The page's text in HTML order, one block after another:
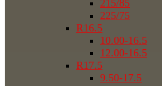
215/85
225/75
R16.5
10.00-16.5
12.00-16.5
R17.5
9.50-17.5